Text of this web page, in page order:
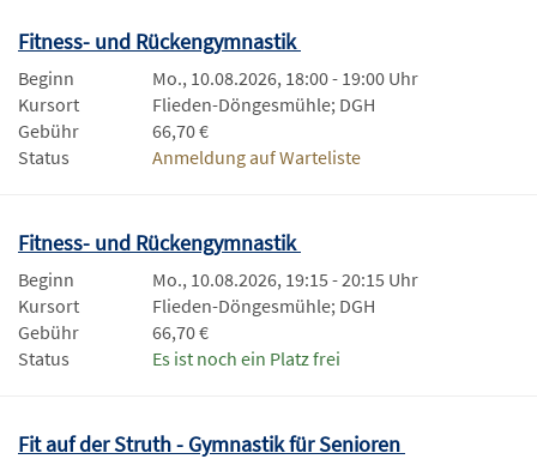
Fitness- und Rückengymnastik
Beginn
Mo., 10.08.2026, 18:00 - 19:00 Uhr
Kursort
Flieden-Döngesmühle; DGH
Gebühr
66,70 €
Status
Anmeldung auf Warteliste
Fitness- und Rückengymnastik
Beginn
Mo., 10.08.2026, 19:15 - 20:15 Uhr
Kursort
Flieden-Döngesmühle; DGH
Gebühr
66,70 €
Status
Es ist noch ein Platz frei
Fit auf der Struth - Gymnastik für Senioren